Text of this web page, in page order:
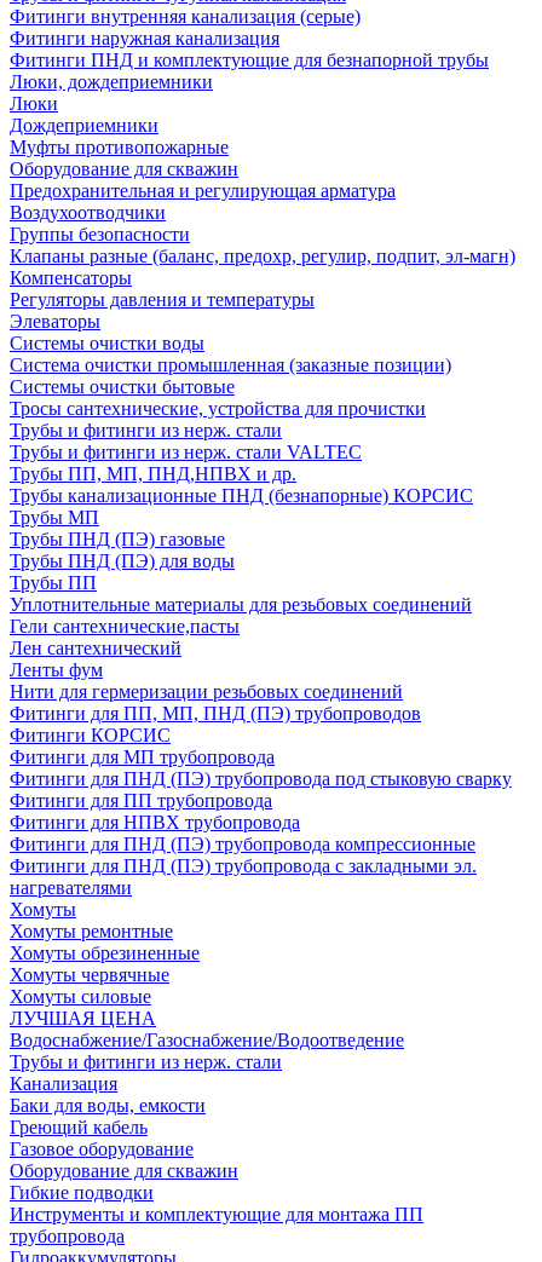
Фитинги внутренняя канализация (серые)
Фитинги наружная канализация
Фитинги ПНД и комплектующие для безнапорной трубы
Люки, дождеприемники
Люки
Дождеприемники
Муфты противопожарные
Оборудование для скважин
Предохранительная и регулирующая арматура
Воздухоотводчики
Группы безопасности
Клапаны разные (баланс, предохр, регулир, подпит, эл-магн)
Компенсаторы
Регуляторы давления и температуры
Элеваторы
Системы очистки воды
Система очистки промышленная (заказные позиции)
Системы очистки бытовые
Тросы сантехнические, устройства для прочистки
Трубы и фитинги из нерж. стали
Трубы и фитинги из нерж. стали VALTEC
Трубы ПП, МП, ПНД,НПВХ и др.
Трубы канализационные ПНД (безнапорные) КОРСИС
Трубы МП
Трубы ПНД (ПЭ) газовые
Трубы ПНД (ПЭ) для воды
Трубы ПП
Уплотнительные материалы для резьбовых соединений
Гели сантехнические,пасты
Лен сантехнический
Ленты фум
Нити для гермеризации резьбовых соединений
Фитинги для ПП, МП, ПНД (ПЭ) трубопроводов
Фитинги КОРСИС
Фитинги для МП трубопровода
Фитинги для ПНД (ПЭ) трубопровода под стыковую сварку
Фитинги для ПП трубопровода
Фитинги для НПВХ трубопровода
Фитинги для ПНД (ПЭ) трубопровода компрессионные
Фитинги для ПНД (ПЭ) трубопровода с закладными эл.
нагревателями
Хомуты
Хомуты ремонтные
Хомуты обрезиненные
Хомуты червячные
Хомуты силовые
ЛУЧШАЯ ЦЕНА
Водоснабжение/Газоснабжение/Водоотведение
Трубы и фитинги из нерж. стали
Канализация
Баки для воды, емкости
Греющий кабель
Газовое оборудование
Оборудование для скважин
Гибкие подводки
Инструменты и комплектующие для монтажа ПП
трубопровода
Гидроаккумуляторы